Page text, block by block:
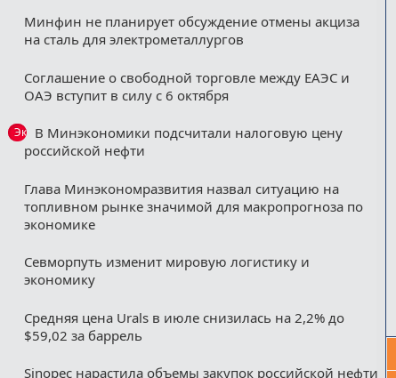
Минфин не планирует обсуждение отмены акциза
на сталь для электрометаллургов
Соглашение о свободной торговле между ЕАЭС и
ОАЭ вступит в силу с 6 октября
Эксклюзив
В Минэкономики подсчитали налоговую цену
российской нефти
Глава Минэкономразвития назвал ситуацию на
топливном рынке значимой для макропрогноза по
экономике
Севморпуть изменит мировую логистику и
экономику
Средняя цена Urals в июле снизилась на 2,2% до
$59,02 за баррель
Sinopec нарастила объемы закупок российской нефти